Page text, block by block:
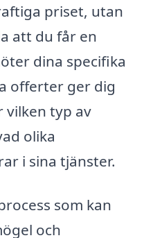
priset, utan
att du får en
dina specifika
offerter ger dig
vilken typ av
olika
i sina tjänster.
som kan
och